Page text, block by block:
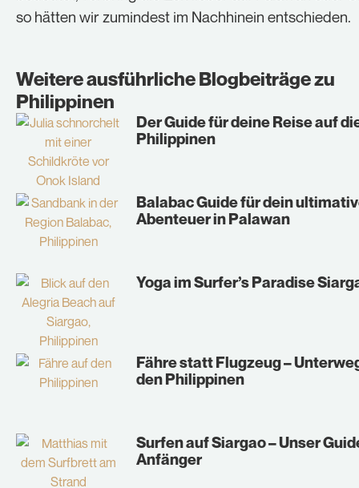
so hätten wir zumindest im Nachhinein entschieden.
Weitere ausführliche Blogbeiträge zu
Philippinen
Der Guide für deine Reise auf
Philippinen
Balabac Guide für dein
Abenteuer in Palawan
Yoga im Surfer’s Paradise
Fähre statt Flugzeug –
den Philippinen
Surfen auf Siargao – Unser
Anfänger